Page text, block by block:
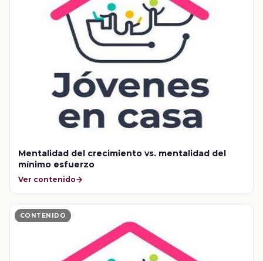
Mentalidad del crecimiento vs. mentalidad del
mínimo esfuerzo
Ver contenido
CONTENIDO